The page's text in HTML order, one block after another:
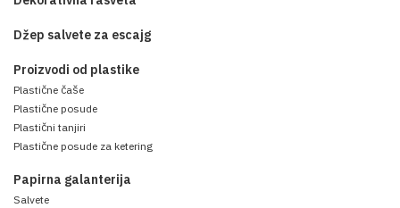
Džep salvete za escajg
Proizvodi od plastike
Plastične čaše
Plastične posude
Plastični tanjiri
Plastične posude za ketering
Papirna galanterija
Salvete